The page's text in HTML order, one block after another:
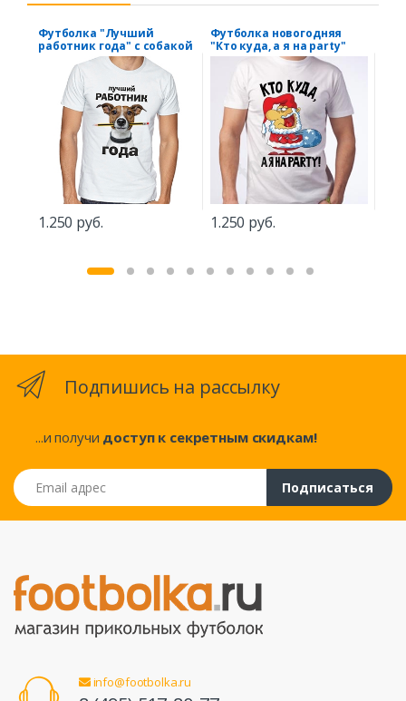
Футболка "Лучший
работник года" с собакой
1.250 руб.
Футболка новогодняя
"Кто куда, а я на party"
1.250 руб.
Подпишись на рассылку
...и получи доступ к секретным скидкам!
Email адрес
Подписаться
info@footbolka.ru